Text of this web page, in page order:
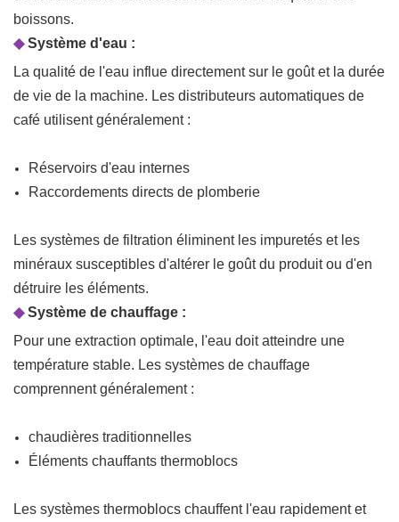
boissons.
◆Système d'eau :
La qualité de l'eau influe directement sur le goût et la durée
de vie de la machine. Les distributeurs automatiques de
café utilisent généralement :
Réservoirs d'eau internes
Raccordements directs de plomberie
Les systèmes de filtration éliminent les impuretés et les
minéraux susceptibles d'altérer le goût du produit ou d'en
détruire les éléments.
◆Système de chauffage :
Pour une extraction optimale, l'eau doit atteindre une
température stable. Les systèmes de chauffage
comprennent généralement :
chaudières traditionnelles
Éléments chauffants thermoblocs
Les systèmes thermoblocs chauffent l'eau rapidement et